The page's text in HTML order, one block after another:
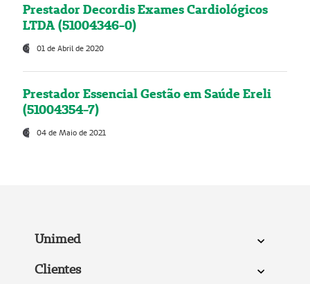
Prestador Decordis Exames Cardiológicos
LTDA (51004346-0)
01 de Abril de 2020
Prestador Essencial Gestão em Saúde Ereli
(51004354-7)
04 de Maio de 2021
Unimed
Clientes